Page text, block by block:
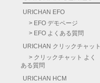
URICHAN EFO
EFO デモページ
EFO よくある質問
URICHAN クリックチャット
クリックチャット よく
ある質問
URICHAN HCM